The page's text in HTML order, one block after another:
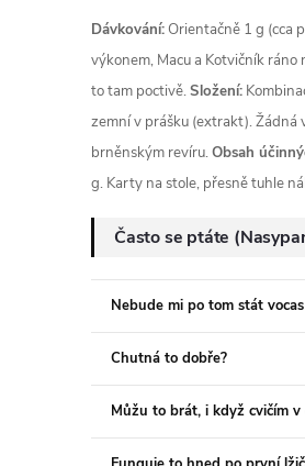
Dávkování: Orientačně 1 g (cca
výkonem, Macu a Kotvičník ráno
to tam poctivě.Složení:
zemní v prášku (extrakt). Žádná
brněnským revíru.Obsah
g. Karty na stole, přesně tuhle
Často se ptáte
Nebude mi po tom stát
Chutná to dobře?
Můžu to brát, i když cvičím v